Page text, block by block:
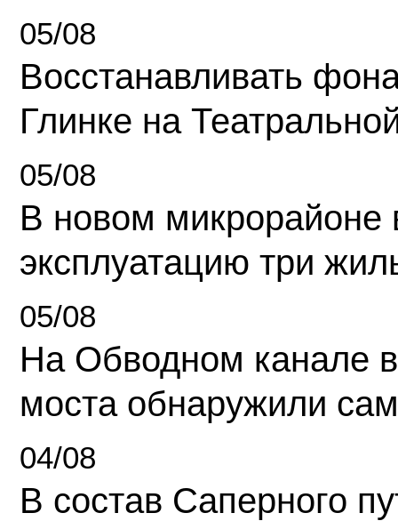
05/08
Восстанавливать
Глинке на
05/08
В новом микрорайоне
эксплуатацию три
05/08
На Обводном канале
моста обнаружили
04/08
В состав Саперного